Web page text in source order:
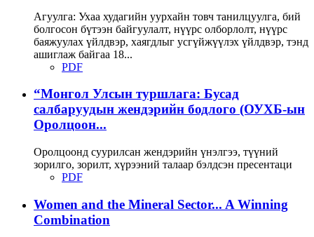
Агуулга: Ухаа худагийн уурхайн товч танилцуулга, бий
болгосон бүтээн байгуулалт, нүүрс олборлолт, нүүрс
баяжуулах үйлдвэр, хаягдлыг усгүйжүүлэх үйлдвэр, тэнд
ашиглаж байгаа 18...
PDF
“Монгол Улсын туршлага: Бусад
салбаруудын жендэрийн бодлого (ОУХБ-ын
Оролцоон...
Оролцоонд суурилсан жендэрийн үнэлгээ, түүний
зорилго, зорилт, хүрээний талаар бэлдсэн пресентаци
PDF
Women and the Mineral Sector... A Winning
Combination